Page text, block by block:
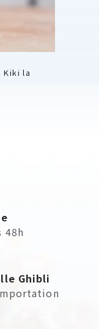
Kiki la
48h
Ghibli